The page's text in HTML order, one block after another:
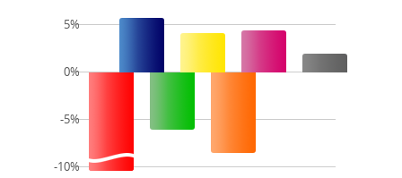
5%
0%
-5%
-10%